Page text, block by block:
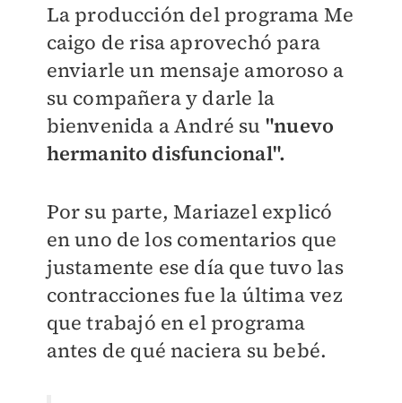
La producción del programa Me
caigo de risa aprovechó para
enviarle un mensaje amoroso a
su compañera y darle la
bienvenida a André su "nuevo
hermanito disfuncional".
Por su parte, Mariazel explicó
en uno de los comentarios que
justamente ese día que tuvo las
contracciones fue la última vez
que trabajó en el programa
antes de qué naciera su bebé.